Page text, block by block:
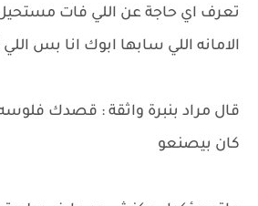
تعرف اي حاجة عن اللي فات
الامانه اللي سابها ابوك انا بس
قال مراد بنبرة واثقة : قصدك فلوسه
كان بيصنعو